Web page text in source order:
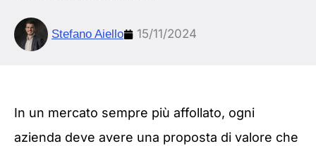
Stefano Aiello 15/11/2024
In un mercato sempre più affollato, ogni
azienda deve avere una proposta di valore che